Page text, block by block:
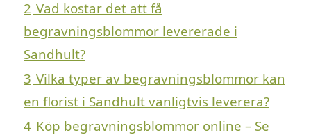
2 Vad kostar det att få
begravningsblommor levererade i
Sandhult?
3 Vilka typer av begravningsblommor kan
en florist i Sandhult vanligtvis leverera?
4 Köp begravningsblommor online – Se